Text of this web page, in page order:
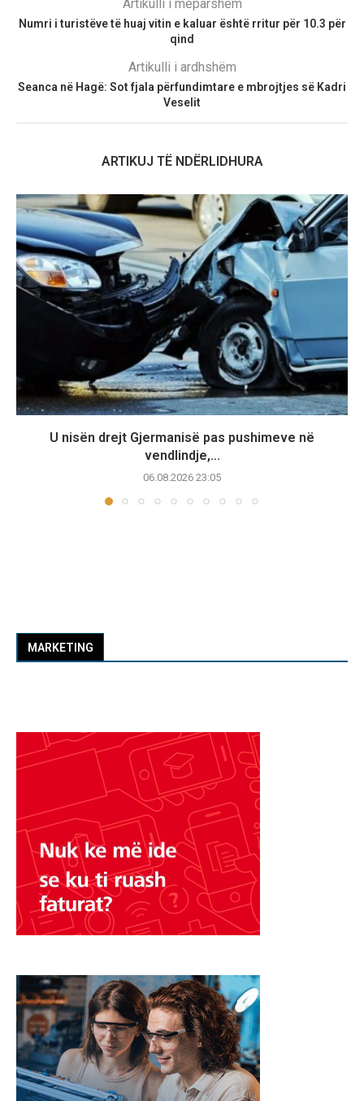
Artikulli i mëparshëm
Numri i turistëve të huaj vitin e kaluar është rritur për 10.3 për
qind
Artikulli i ardhshëm
Seanca në Hagë: Sot fjala përfundimtare e mbrojtjes së Kadri
Veselit
ARTIKUJ TË NDËRLIDHURA
U nisën drejt Gjermanisë pas pushimeve në
vendlindje,...
06.08.2026 23:05
MARKETING